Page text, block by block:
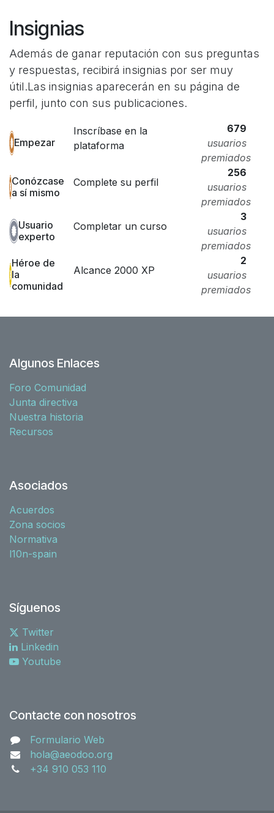
Insignias
Además de ganar reputación con sus preguntas
y respuestas, recibirá insignias por ser muy
útil.Las insignias aparecerán en su página de
perfil, junto con sus publicaciones.
Empezar
Inscríbase en la
plataforma
679
usuarios
premiados
Conózcase
a sí mismo
Complete su perfil
256
usuarios
premiados
Usuario
experto
Completar un curso
3
usuarios
premiados
Héroe de
la
comunidad
Alcance 2000 XP
2
usuarios
premiados
Algunos Enlaces
Foro Comunidad
Junta directiva
Nuestra historia
Recursos
Asociados
Acuerdos
Zona socios
Normativa
l10n-spain
Síguenos
Twitter
Linkedin
Youtube
Contacte con nosotros
Formulario Web
hola@aeodoo.org
+34 910 053 110